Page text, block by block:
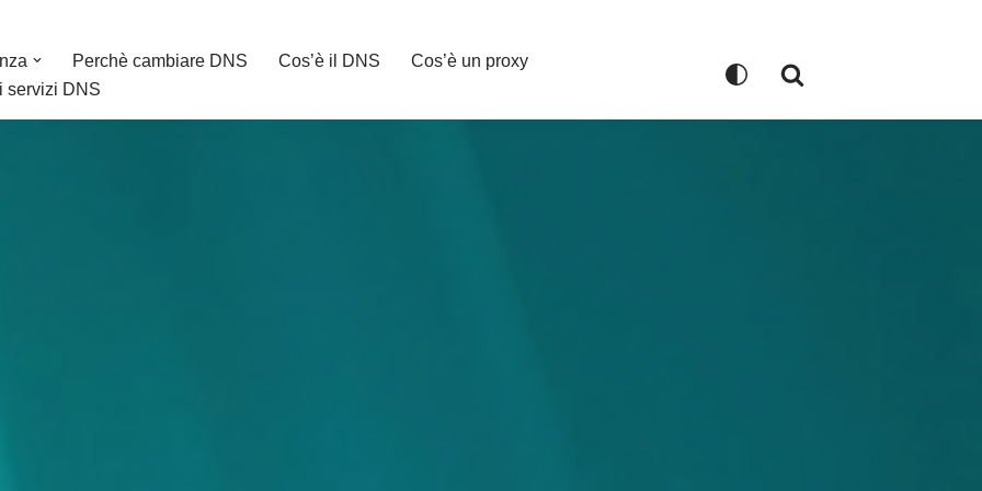
Perchè cambiare DNS Cos’è il DNS
Cos’è un proxy
servizi DNS